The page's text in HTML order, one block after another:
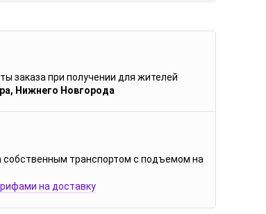
заказа при получении для жителей
Нижнего Новгорода
собственным транспортом с подъемом на
на доставку